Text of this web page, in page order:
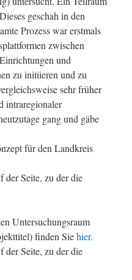
geschah in den
Prozess war erstmals
zwischen
und
zu initiieren und zu
sehr früher
intraregionaler
gang und gäbe
für den Landkreis
der Seite, zu der die
Untersuchungsraum
finden Siehier.
der Seite, zu der die